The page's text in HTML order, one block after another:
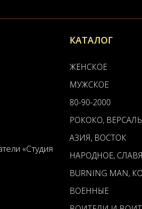
«Студия
КАТАЛОГ
ЖЕНСКОЕ
МУЖСКОЕ
80-90-2000
РОКОКО, ВЕРСАЛЬ
АЗИЯ, ВОСТОК
НАРОДНОЕ,
BURNING MAN,
ВОЕННЫЕ